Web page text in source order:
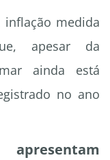
medida
apesar da
ainda está
no ano